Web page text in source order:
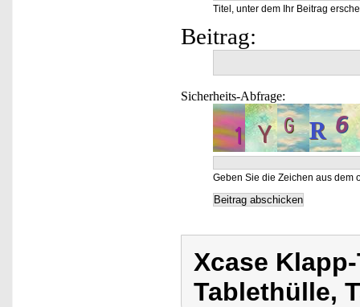
Titel, unter dem Ihr Beitrag
Beitrag:
Sicherheits-Abfrage:
Geben Sie die Zeichen aus dem
Xcase
Tablethülle,